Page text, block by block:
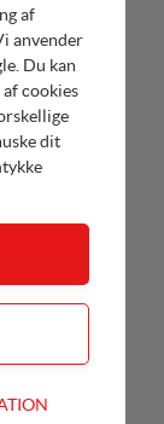
af
anvender
Du kan
cookies
dit